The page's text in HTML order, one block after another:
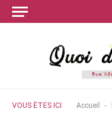
VOUS ÊTES ICI Accueil -